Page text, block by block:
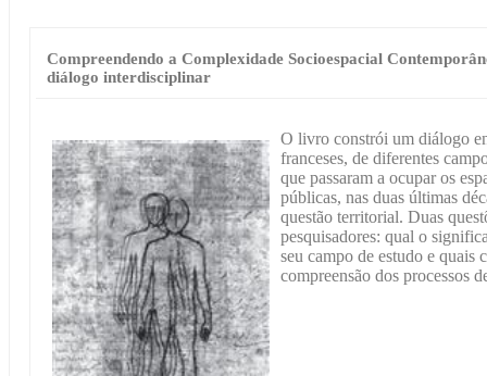
Compreendendo a Complexidade Socioespacial
diálogo interdisciplinar
O livro constrói um diálogo
franceses, de diferentes
que passaram a ocupar os
públicas, nas duas últimas
questão territorial. Duas
pesquisadores: qual o
seu campo de estudo e quais
compreensão dos processos